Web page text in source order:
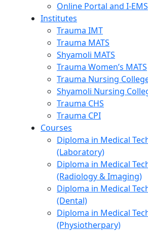
Online Portal and I-EMS
Institutes
Trauma IMT
Trauma MATS
Shyamoli MATS
Trauma Women’s MATS
Trauma Nursing
Shyamoli Nursing
Trauma CHS
Trauma CPI
Courses
Diploma in Medical
(Laboratory)
Diploma in Medical
(Radiology & Imaging)
Diploma in Medical
(Dental)
Diploma in Medical
(Physiotherpary)